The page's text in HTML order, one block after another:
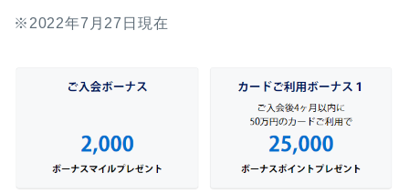
※2022年7月27日現在